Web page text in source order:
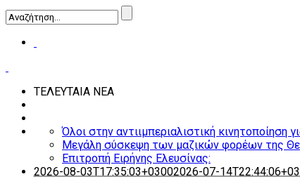
ΤΕΛΕΥΤΑΙΑ ΝΕΑ
Όλοι στην αντιιμπεριαλιστική
Μεγάλη σύσκεψη των μαζικών φορέων της
Επιτροπή Ειρήνης Ελευσίνας:
2026-08-03T17:35:03+03002026-07-